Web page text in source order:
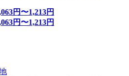
円〜1,213円
円〜1,213円